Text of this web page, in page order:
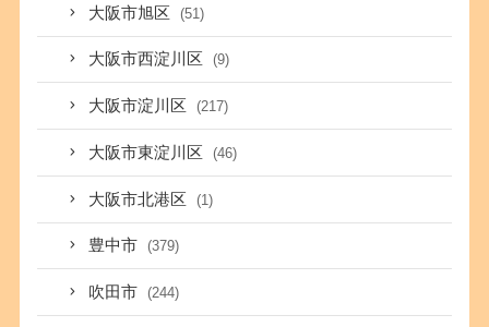
大阪市旭区 (51)
大阪市西淀川区 (9)
大阪市淀川区 (217)
大阪市東淀川区 (46)
大阪市北港区 (1)
豊中市 (379)
吹田市 (244)